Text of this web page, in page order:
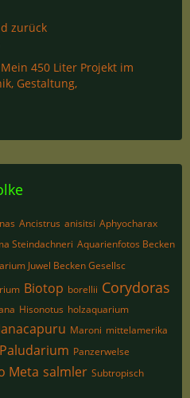
zurück
450 Liter Projekt im
Gestaltung,
Ancistrus anisitsi Aphyocharax
Steindachneri Aquarienfotos Becken
Juwel Becken Gesellsc
Biotop borellii Corydoras
Hisonotus holzaquarium
Maroni mittelamerika
Paludarium Panzerwelse
Meta salmler Subtropisch